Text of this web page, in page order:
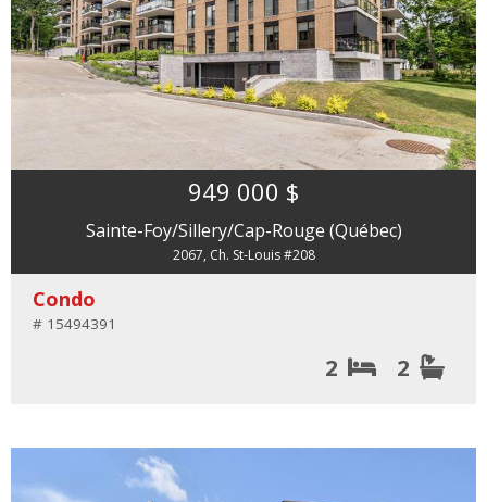
949 000 $
Sainte-Foy/Sillery/Cap-Rouge (Québec)
2067, Ch. St-Louis #208
Condo
# 15494391
2 2